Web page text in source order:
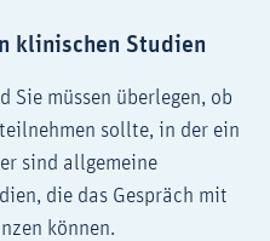
klinischen Studien
Sie müssen überlegen, ob
sollte, in der ein
sind allgemeine
die das Gespräch mit
können.